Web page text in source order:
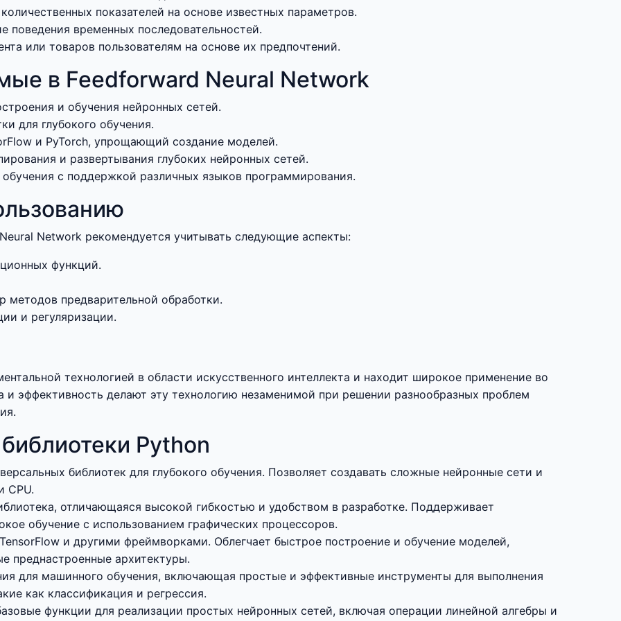
показателей на основе известных параметров.
поведения временных последовательностей.
или товаров пользователям на основе их предпочтений.
в Feedforward Neural Network
и обучения нейронных сетей.
для глубокого обучения.
и PyTorch, упрощающий создание моделей.
и развертывания глубоких нейронных сетей.
с поддержкой различных языков программирования.
Network рекомендуется учитывать следующие аспекты:
функций.
методов предварительной обработки.
и регуляризации.
технологией в области искусственного интеллекта и находит широкое применение во
и эффективность делают эту технологию незаменимой при решении разнообразных проблем
Python
библиотек для глубокого обучения. Позволяет создавать сложные нейронные сети и
CPU.
отличающаяся высокой гибкостью и удобством в разработке. Поддерживает
обучение с использованием графических процессоров.
и другими фреймворками. Облегчает быстрое построение и обучение моделей,
преднастроенные архитектуры.
для машинного обучения, включающая простые и эффективные инструменты для выполнения
как классификация и регрессия.
функции для реализации простых нейронных сетей, включая операции линейной алгебры и